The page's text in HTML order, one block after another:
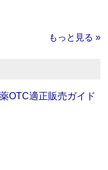
もっと見る »
OTC適正販売ガイド